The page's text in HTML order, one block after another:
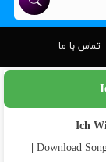
تماس با ما